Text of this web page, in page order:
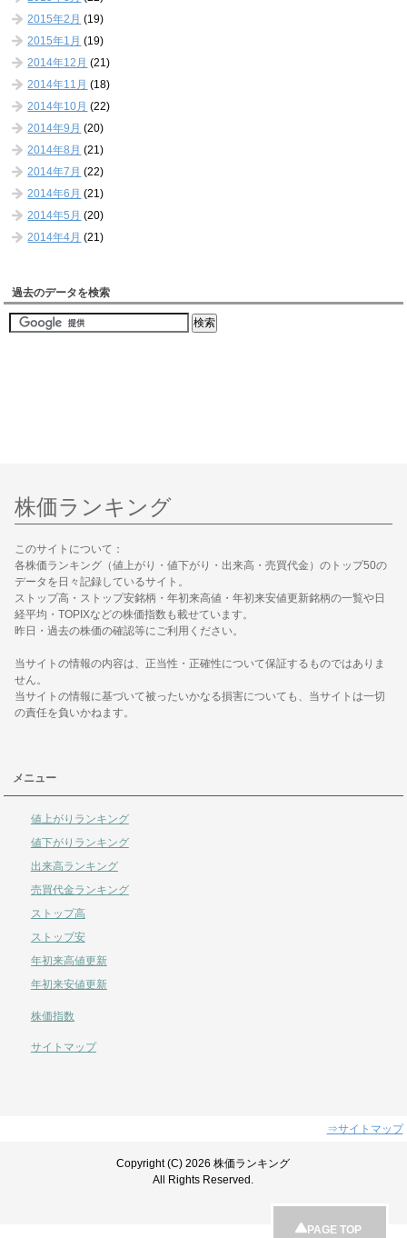
2015年2月 (19)
2015年1月 (19)
2014年12月 (21)
2014年11月 (18)
2014年10月 (22)
2014年9月 (20)
2014年8月 (21)
2014年7月 (22)
2014年6月 (21)
2014年5月 (20)
2014年4月 (21)
過去のデータを検索
株価ランキング
このサイトについて：
各株価ランキング（値上がり・値下がり・出来高・売買代金）のトップ50の
データを日々記録しているサイト。
ストップ高・ストップ安銘柄・年初来高値・年初来安値更新銘柄の一覧や日
経平均・TOPIXなどの株価指数も載せています。
昨日・過去の株価の確認等にご利用ください。
当サイトの情報の内容は、正当性・正確性について保証するものではありま
せん。
当サイトの情報に基づいて被ったいかなる損害についても、当サイトは一切
の責任を負いかねます。
メニュー
値上がりランキング
値下がりランキング
出来高ランキング
売買代金ランキング
ストップ高
ストップ安
年初来高値更新
年初来安値更新
株価指数
サイトマップ
⇒サイトマップ
Copyright (C) 2026 株価ランキング
All Rights Reserved.
PAGE TOP